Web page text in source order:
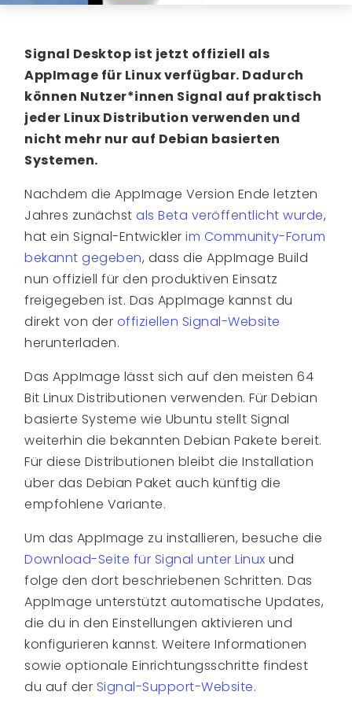
Signal Desktop ist jetzt offiziell als
AppImage für Linux verfügbar. Dadurch
können Nutzer*innen Signal auf praktisch
jeder Linux Distribution verwenden und
nicht mehr nur auf Debian basierten
Systemen.
Nachdem die AppImage Version Ende letzten
Jahres zunächstals Beta veröffentlicht wurde,
hat ein Signal-Entwicklerim Community-Forum
bekannt gegeben, dass die AppImage Build
nun offiziell für den produktiven Einsatz
freigegeben ist. Das AppImage kannst du
direkt von der offiziellen Signal-Website
herunterladen.
Das AppImage lässt sich auf den meisten 64
Bit Linux Distributionen verwenden. Für Debian
basierte Systeme wie Ubuntu stellt Signal
weiterhin die bekannten Debian Pakete bereit.
Für diese Distributionen bleibt die Installation
über das Debian Paket auch künftig die
empfohlene Variante.
Um das AppImage zu installieren, besuche die
Download-Seite für Signal unter Linux und
folge den dort beschriebenen Schritten. Das
AppImage unterstützt automatische Updates,
die du in den Einstellungen aktivieren und
konfigurieren kannst. Weitere Informationen
sowie optionale Einrichtungsschritte findest
du auf der Signal-Support-Website.